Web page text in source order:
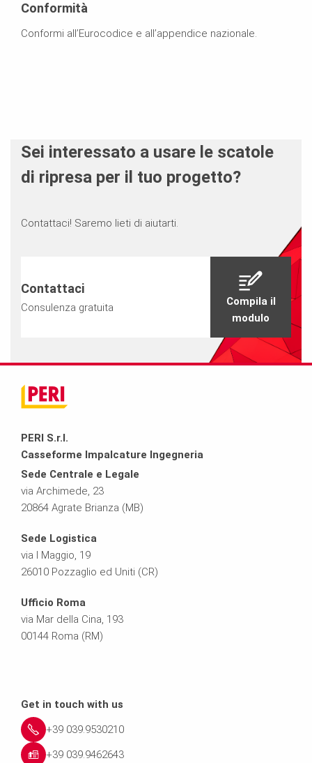
Conformità
Conformi all’Eurocodice e all’appendice nazionale.
Sei interessato a usare le scatole
di ripresa per il tuo progetto?
Contattaci! Saremo lieti di aiutarti.
Contattaci
Consulenza gratuita
Compila il
modulo
PERI S.r.l.
Casseforme Impalcature Ingegneria
Sede Centrale e Legale
via Archimede, 23
20864 Agrate Brianza (MB)
Sede Logistica
via I Maggio, 19
26010 Pozzaglio ed Uniti (CR)
Ufficio Roma
via Mar della Cina, 193
00144 Roma (RM)
Get in touch with us
+39 039.9530210
+39 039.9462643